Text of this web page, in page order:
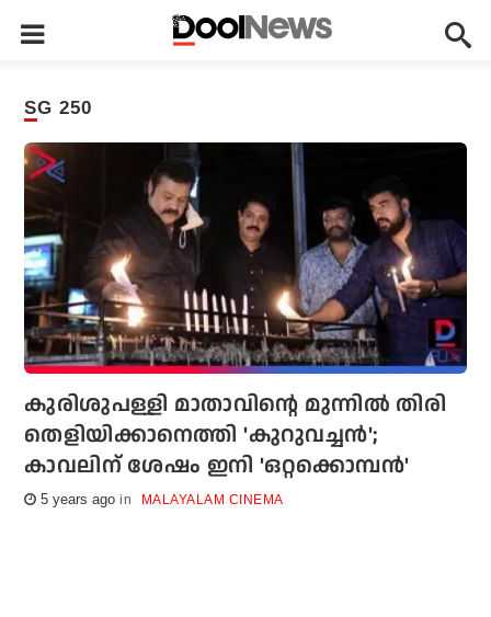
SG 250
കുരിശുപള്ളി മാതാവിന്റെ മുന്നില്‍ തിരി
തെളിയിക്കാനെത്തി 'കുറുവച്ചന്‍';
കാവലിന് ശേഷം ഇനി 'ഒറ്റക്കൊമ്പന്‍'
5 years ago MALAYALAM CINEMA